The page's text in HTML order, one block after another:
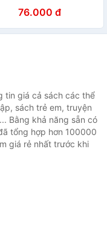
76.000 đ
tin giá cả sách các thể
sách trẻ em, truyện
Bằng khả năng sẵn có
tổng hợp hơn 100000
giá rẻ nhất trước khi